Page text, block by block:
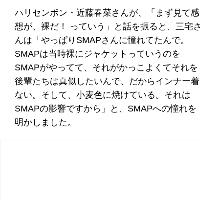
ハリセンボン・近藤春菜さんが、「まず見て感
想が、裸だ！ っていう」と話を振ると、三宅さ
んは「やっぱりSMAPさんに憧れてたんで。
SMAPは当時裸にジャケットっていうのを
SMAPがやってて、それがかっこよくてそれを
後輩たちは真似したいんで、だからインナー着
ない。そして、小麦色に焼けている。それは
SMAPの影響ですから」と、SMAPへの憧れを
明かしました。